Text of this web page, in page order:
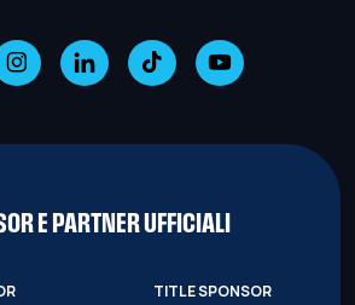
E PARTNER UFFICIALI
TITLE SPONSOR